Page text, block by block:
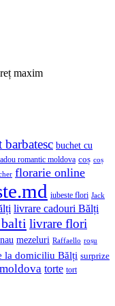
maxim
barbatesc buchet cu
romantic moldova coș coș
florarie online
iubeste flori Jack
livrare cadouri Bălți
livrare flori
mezeluri Raffaello roșu
la domiciliu Bălți surprize
torte tort